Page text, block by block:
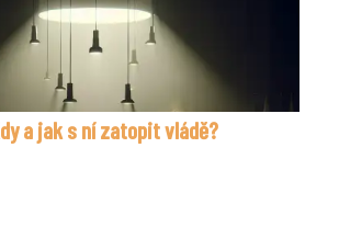
a jak s ní zatopit vládě?